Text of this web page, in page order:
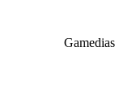
خنک کننده مایع پردازنده گیم دیاس Gamedias